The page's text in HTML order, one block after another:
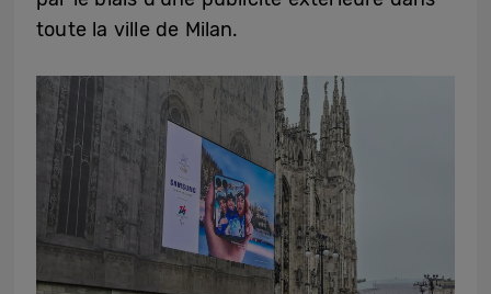
toute la ville de Milan.